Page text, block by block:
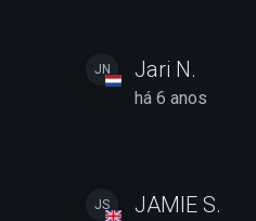
JN Jari N.
há 6 anos
JS JAMIE S.